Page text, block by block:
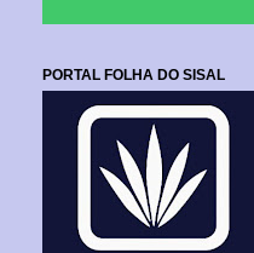
PORTAL FOLHA DO SISAL